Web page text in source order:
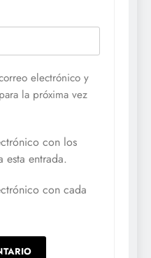
electrónico y
la próxima vez
con los
esta entrada.
con cada